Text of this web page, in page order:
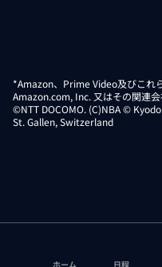
*Amazon、Prime Video及びこれ
Amazon.com, Inc. 又はその関連会
©NTT DOCOMO. (C)NBA ©
St. Gallen, Switzerland
ホーム 日程